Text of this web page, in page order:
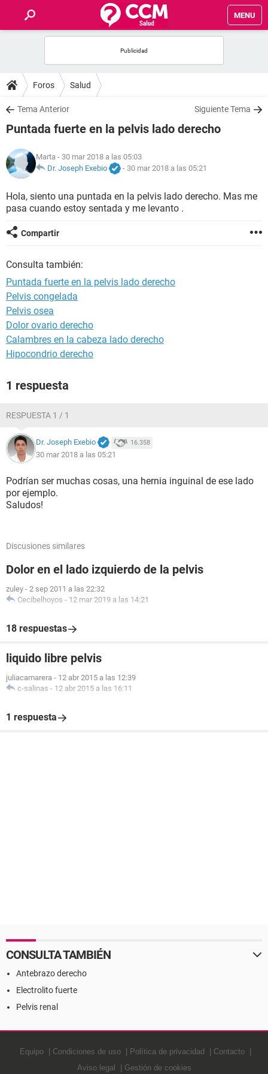
MENU
FOROS
SALUD
NUTRICIÓN
BIENESTAR
SEXUALIDAD
GLOSARIO
Foros Salud
Tema Anterior Siguiente Tema
Puntada fuerte en la pelvis lado derecho
Marta - 30 mar 2018 a las 05:03
Dr. Joseph Exebio
- 30 mar 2018 a las 05:21
Hola, siento una puntada en la pelvis lado derecho. Mas me
pasa cuando estoy sentada y me levanto .
Compartir
Consulta también:
Puntada fuerte en la pelvis lado derecho
Pelvis congelada
Pelvis osea
Dolor ovario derecho
Calambres en la cabeza lado derecho
Hipocondrio derecho
1 respuesta
RESPUESTA 1 / 1
Dr. Joseph Exebio 16.358
30 mar 2018 a las 05:21
Podrían ser muchas cosas, una hernia inguinal de ese lado
por ejemplo.
Saludos!
Discusiones similares
Dolor en el lado izquierdo de la pelvis
zuley - 2 sep 2011 a las 22:32
Cecibelhoyos - 12 mar 2019 a las 14:21
18 respuestas
liquido libre pelvis
juliacamarera - 12 abr 2015 a las 12:39
c-salinas - 12 abr 2015 a las 16:11
1 respuesta
CONSULTA TAMBIÉN
Antebrazo derecho
Electrolito fuerte
Pelvis renal
Equipo Condiciones de uso Política de privacidad
Contacto
Aviso legal
Gestión de cookies